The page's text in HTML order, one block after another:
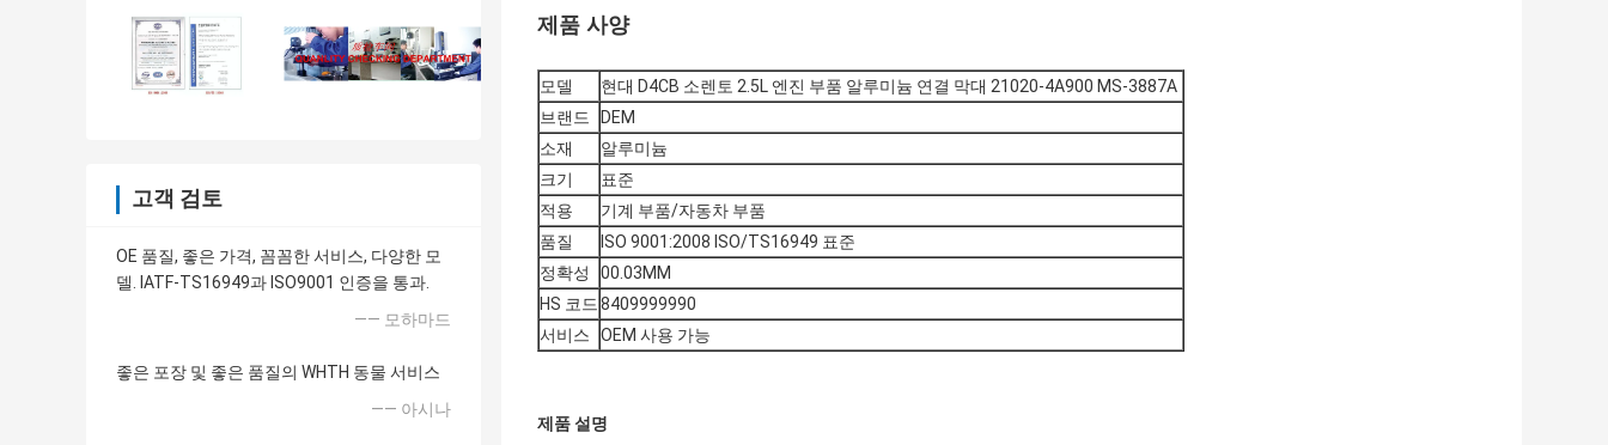
고객 검토
OE 품질, 좋은 가격, 꼼꼼한 서비스, 다양한 모
델. IATF-TS16949과 ISO9001 인증을 통과.
—— 모하마드
좋은 포장 및 좋은 품질의 WHTH 동물 서비스
—— 아시나
제품 사양
모델
현대 D4CB 소렌토 2.5L 엔진 부품 알루미늄 연결 막대 21020-4A900 MS-3887A
브랜드
DEM
소재
알루미늄
크기
표준
적용
기계 부품/자동차 부품
품질
ISO 9001:2008 ISO/TS16949 표준
정확성
00.03MM
HS 코드8409999990
서비스
OEM 사용 가능
제품 설명